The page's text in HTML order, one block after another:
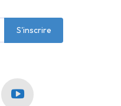
S'inscrire